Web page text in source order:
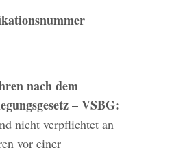
nach dem
– VSBG:
nicht verpflichtet an
vor einer